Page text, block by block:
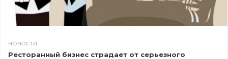
НОВОСТИ
Ресторанный бизнес страдает от серьезного